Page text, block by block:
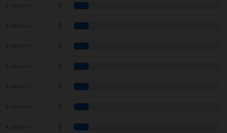
7点のゲーム 0
6点のゲーム 0
5点のゲーム 0
4点のゲーム 0
3点のゲーム 0
2点のゲーム 0
1点のゲーム 0